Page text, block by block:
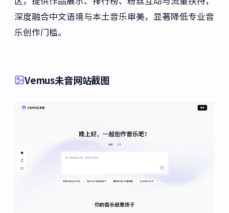
深度融合中文语境与本土音乐审美，显著降低专业音
乐创作门槛。
Vemus未音网站截图